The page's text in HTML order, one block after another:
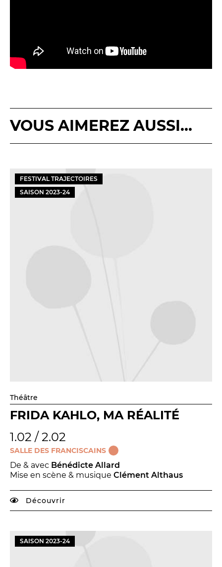
VOUS AIMEREZ AUSSI...
FESTIVAL TRAJECTOIRES
SAISON 2023-24
Théâtre
FRIDA KAHLO, MA RÉALITÉ
1.02 / 2.02
SALLE DES FRANCISCAINS
De & avec Bénédicte Allard
Mise en scène & musique Clément Althaus
Découvrir
SAISON 2023-24